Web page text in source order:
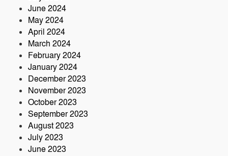
June 2024
May 2024
April 2024
March 2024
February 2024
January 2024
December 2023
November 2023
October 2023
September 2023
August 2023
July 2023
June 2023